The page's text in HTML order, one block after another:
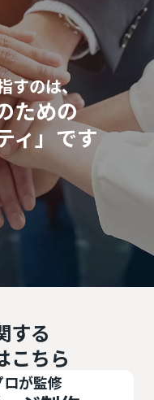
すのは、
ための
ィ」です
する
こちら
が監修